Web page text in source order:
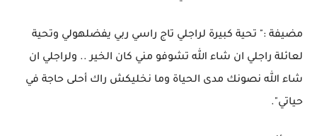
مضيفة :" تحية كبيرة لراجلي تاج راسي ربي يفضلهولي وتحية
لعائلة راجلي ان شاء الله تشوفو مني كان الخير .. ولراجلي ان
شاء الله نصونك مدى الحياة وما نخليكش راك أحلى حاجة في
حياتي".